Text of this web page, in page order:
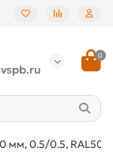
0
мм, 0.5/0.5,